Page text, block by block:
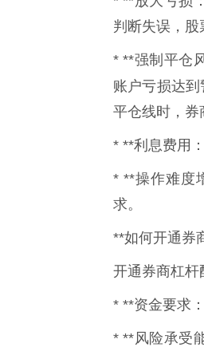
判断失误，股
* **强制平仓
账户亏损达到
平仓线时，券
* **利息费用
* **操作难度
求。
**如何开通券
开通券商杠杆
* **资金要求
* **风险承受